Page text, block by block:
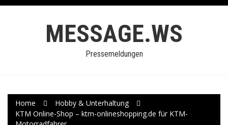
Skip
MESSAGE.WS
Pressemeldungen
Home
Hobby & Unterhaltung
KTM Online-Shop – ktm-onlineshopping.de für KTM-